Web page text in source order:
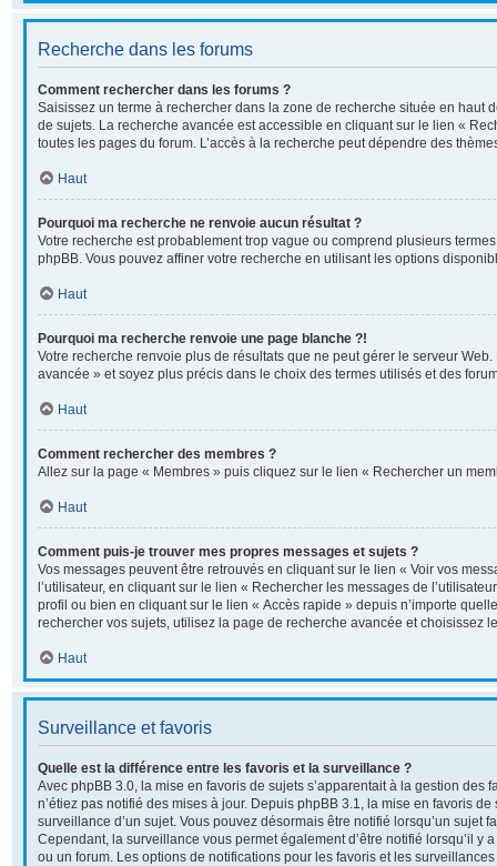
Recherche dans les forums
Comment rechercher dans les forums ?
Saisissez un terme à rechercher dans la zone de recherche située en haut
de sujets. La recherche avancée est accessible en cliquant sur le lien «
toutes les pages du forum. L’accès à la recherche peut dépendre des
Haut
Pourquoi ma recherche ne renvoie aucun résultat ?
Votre recherche est probablement trop vague ou comprend plusieurs
phpBB. Vous pouvez affiner votre recherche en utilisant les options
Haut
Pourquoi ma recherche renvoie une page blanche ?!
Votre recherche renvoie plus de résultats que ne peut gérer le serveur
avancée » et soyez plus précis dans le choix des termes utilisés et des
Haut
Comment rechercher des membres ?
Allez sur la page « Membres » puis cliquez sur le lien « Rechercher un
Haut
Comment puis-je trouver mes propres messages et sujets ?
Vos messages peuvent être retrouvés en cliquant sur le lien « Voir vos
l’utilisateur, en cliquant sur le lien « Rechercher les messages de
profil ou bien en cliquant sur le lien « Accès rapide » depuis n’importe
rechercher vos sujets, utilisez la page de recherche avancée et choisissez
Haut
Surveillance et favoris
Quelle est la différence entre les favoris et la surveillance ?
Avec phpBB 3.0, la mise en favoris de sujets s’apparentait à la gestion des
n’étiez pas notifié des mises à jour. Depuis phpBB 3.1, la mise en favoris
surveillance d’un sujet. Vous pouvez désormais être notifié lorsqu’un sujet
Cependant, la surveillance vous permet également d’être notifié lorsqu’il y
ou un forum. Les options de notifications pour les favoris et les